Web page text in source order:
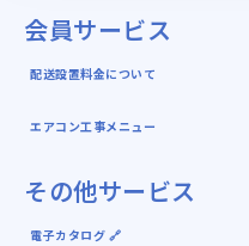
会員サービス
配送設置料金について
エアコン工事メニュー
その他サービス
電子カタログ 🔗